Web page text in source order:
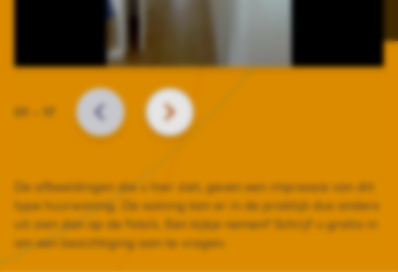
Slide
VORIGE VOLGENDE
De afbeeldingen die u hier ziet, geven een impressie van dit
type huurwoning. De woning kan er in de praktijk dus anders
uit zien dan op de foto’s. Een kijkje nemen? Schrijf u gratis in
om een bezichtiging aan te vragen.